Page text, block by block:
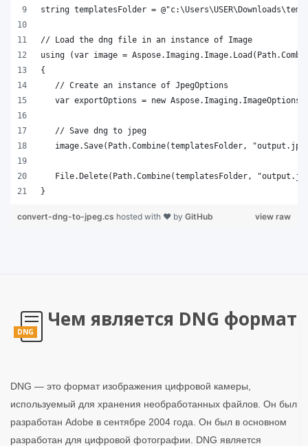
}
view raw
convert-dng-to-jpeg.cs hosted with ❤ by GitHub
DNG
Чем является DNG формат
DNG — это формат изображения цифровой камеры,
используемый для хранения необработанных файлов. Он был
разработан Adobe в сентябре 2004 года. Он был в основном
разработан для цифровой фотографии. DNG является